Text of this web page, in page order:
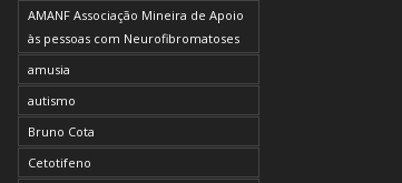
AMANF Associação Mineira de Apoio
às pessoas com Neurofibromatoses
amusia
autismo
Bruno Cota
Cetotifeno